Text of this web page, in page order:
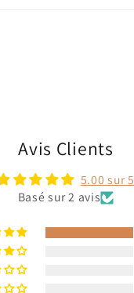
Avis Clients
5.00 sur 5
Basé sur 2 avis